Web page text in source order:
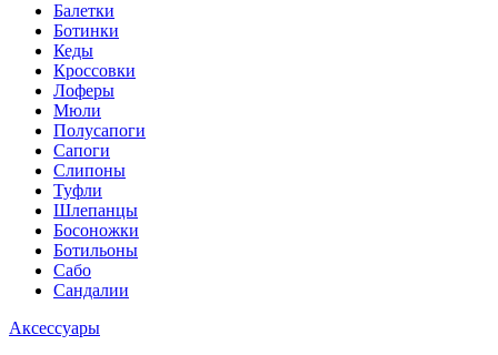
Балетки
Ботинки
Кеды
Кроссовки
Лоферы
Мюли
Полусапоги
Сапоги
Слипоны
Туфли
Шлепанцы
Босоножки
Ботильоны
Сабо
Сандалии
Аксессуары